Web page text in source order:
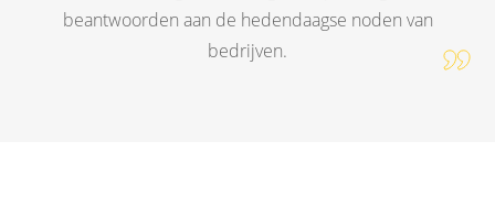
beantwoorden aan de hedendaagse noden van
bedrijven.